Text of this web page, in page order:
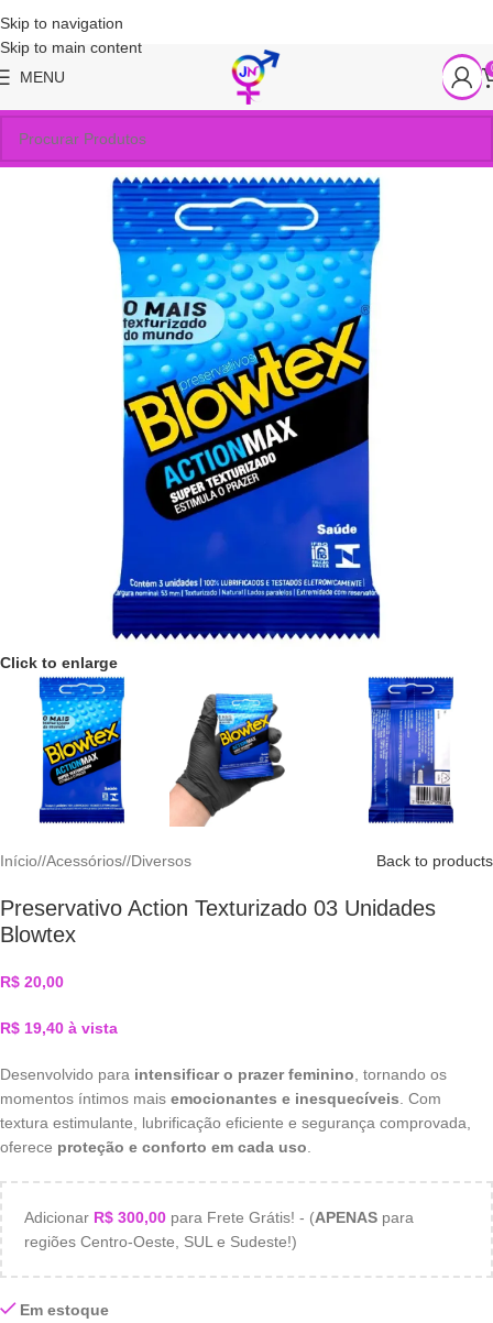
Skip to navigation
Skip to main content
MENU
Click to enlarge
Início/ Acessórios/ Diversos Back to products
Preservativo Action Texturizado 03 Unidades
Blowtex
R$ 20,00
R$ 19,40 à vista
Desenvolvido para intensificar o prazer feminino, tornando os
momentos íntimos mais emocionantes e inesquecíveis. Com
textura estimulante, lubrificação eficiente e segurança comprovada,
oferece proteção e conforto em cada uso.
Adicionar R$ 300,00 para Frete Grátis! - (APENAS para
regiões Centro-Oeste, SUL e Sudeste!)
Em estoque